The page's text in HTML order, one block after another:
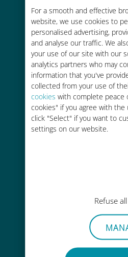
For a smooth and effective
website, we use cookies to
personalised advertising,
and analyse our traffic. We
your use of our site with our
analytics partners who may
information that you've
collected from your use of
cookies with complete peace
cookies" if you agree with
click "Select" if you want to
settings on our website.
Refuse
お客様が普段お使い
ーミングサービスを
べて最大で90％の
かんたん
Wi-Fiやデータ残量
手間い
使用中のSIMカード
必要はあり